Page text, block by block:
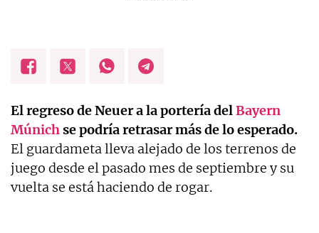
El regreso de Neuer a la portería delBayern
Múnichse podría retrasar más de lo esperado.
El guardameta lleva alejado de los terrenos de
juego desde el pasado mes de septiembre y su
vuelta se está haciendo de rogar.